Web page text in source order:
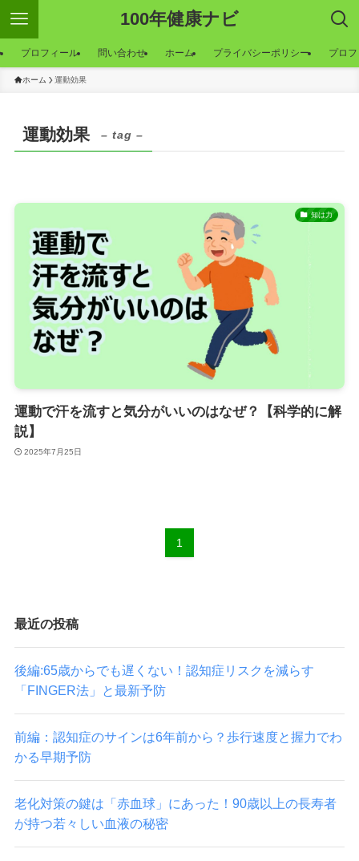
100年健康ナビ
プロフィール 問い合わせ ホーム プライバシーポリシー プロ
ホーム 運動効果
運動効果 – tag –
知は力
運動で汗を流すと気分がいいのはなぜ？【科学的に解
説】
2025年7月25日
1
最近の投稿
後編:65歳からでも遅くない！認知症リスクを減らす
「FINGER法」と最新予防
前編：認知症のサインは6年前から？歩行速度と握力でわ
かる早期予防
老化対策の鍵は「赤血球」にあった！90歳以上の長寿者
が持つ若々しい血液の秘密